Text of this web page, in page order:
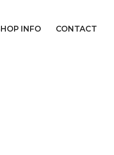
INFO CONTACT